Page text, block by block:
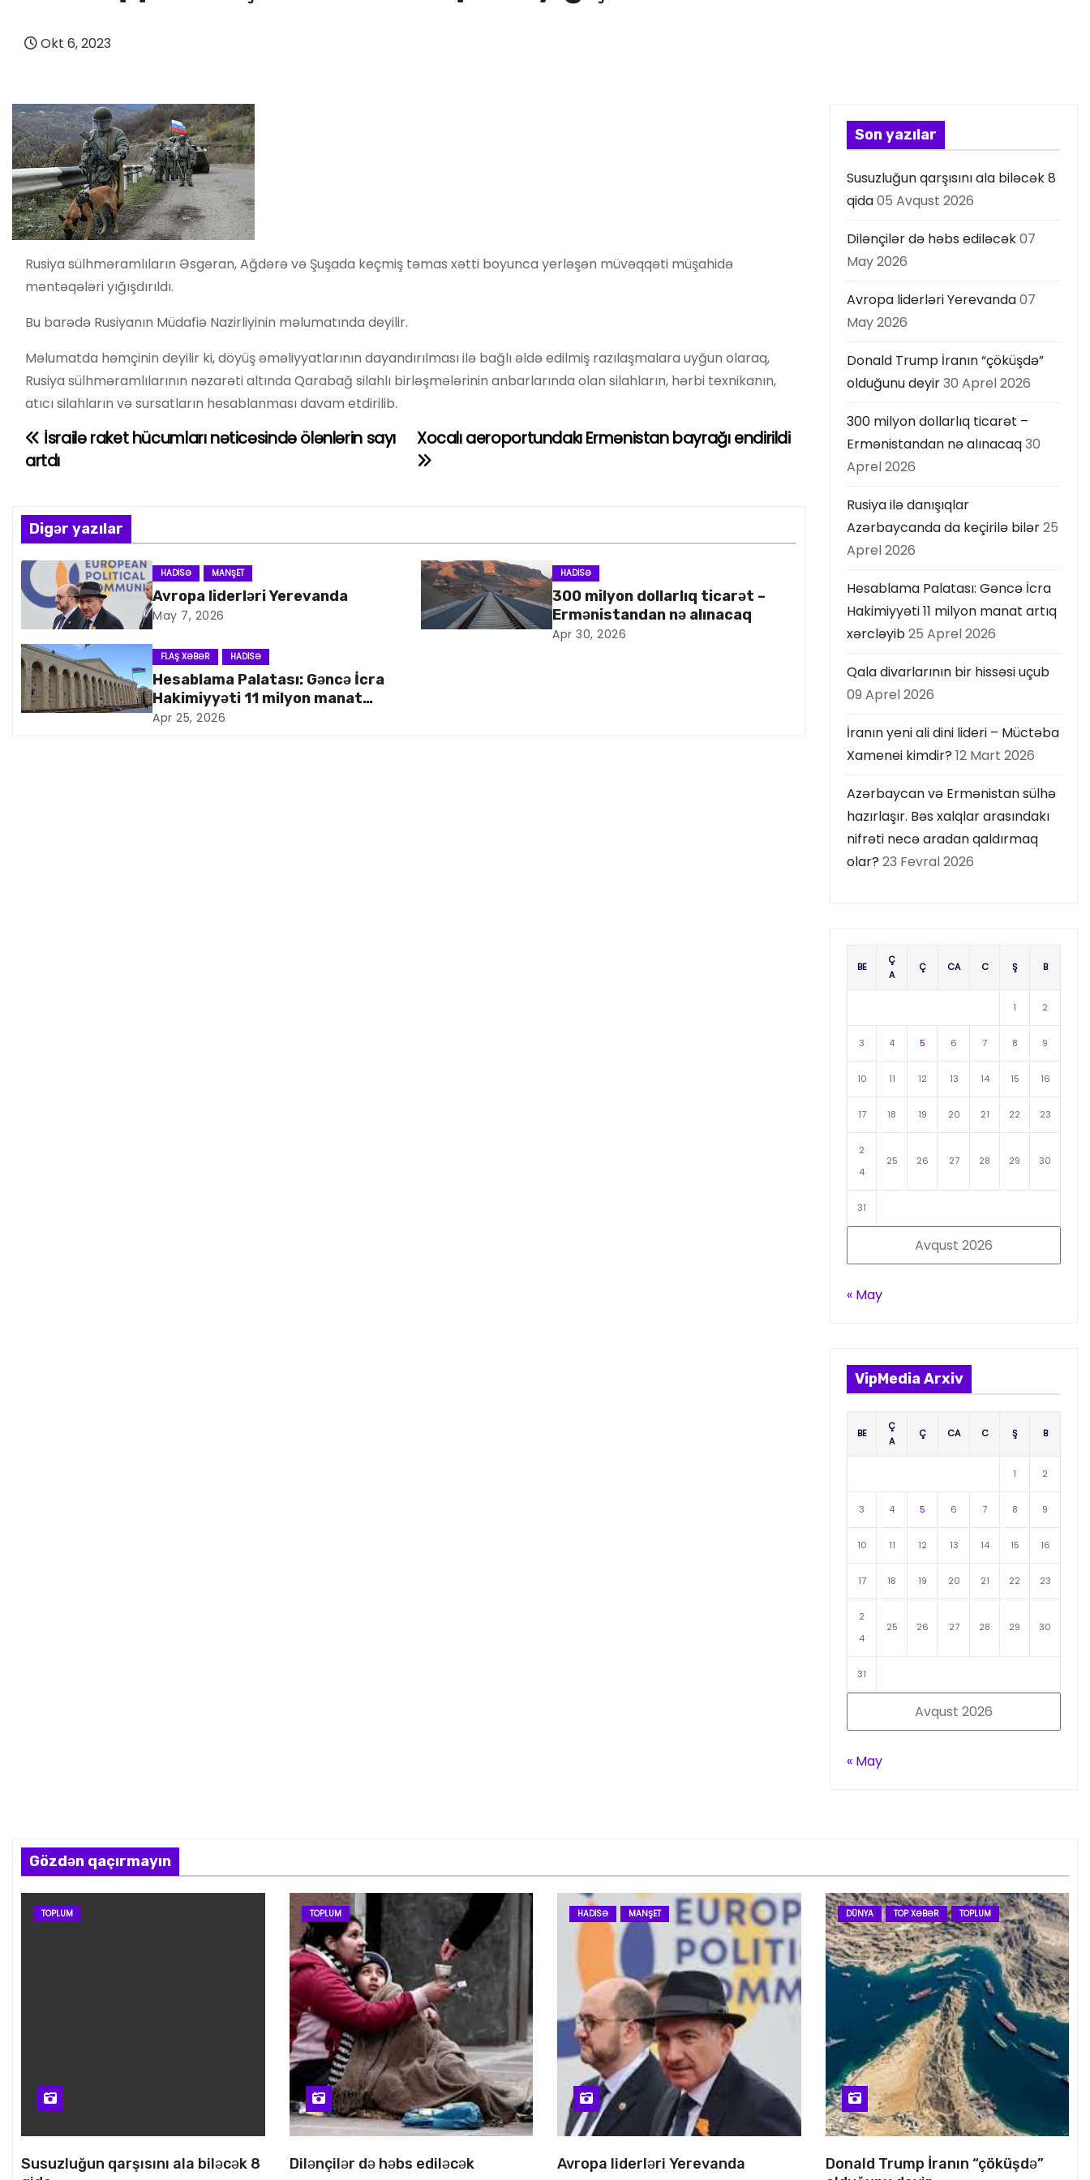
Okt 6, 2023
Rusiya sülhməramlıların Əsgəran, Ağdərə və Şuşada keçmiş təmas xətti boyunca yerləşən müvəqqəti müşahidə
məntəqələri yığışdırıldı.
Bu barədə Rusiyanın Müdafiə Nazirliyinin məlumatında deyilir.
Məlumatda həmçinin deyilir ki, döyüş əməliyyatlarının dayandırılması ilə bağlı əldə edilmiş razılaşmalara uyğun olaraq,
Rusiya sülhməramlılarının nəzarəti altında Qarabağ silahlı birləşmələrinin anbarlarında olan silahların, hərbi texnikanın,
atıcı silahların və sursatların hesablanması davam etdirilib.
Y
z
ı
n
a
v
i
q
Xocalı aeroportundakı Ermənistan bayrağı endirildi
İsrailə raket hücumları nəticəsində ölənlərin sayı
artdı
Digər yazılar
HADISƏ MANŞET
Avropa liderləri Yerevanda
May 7, 2026
HADISƏ
300 milyon dollarlıq ticarət –
Ermənistandan nə alınacaq
Apr 30, 2026
FLAŞ XƏBƏR HADISƏ
Hesablama Palatası: Gəncə İcra
Hakimiyyəti 11 milyon manat
artıq xərcləyib
Apr 25, 2026
Son yazılar
Susuzluğun qarşısını ala biləcək 8
qida05 Avqust 2026
Dilənçilər də həbs ediləcək07
May 2026
Avropa liderləri Yerevanda07
May 2026
Donald Trump İranın “çöküşdə”
olduğunu deyir30 Aprel 2026
300 milyon dollarlıq ticarət –
Ermənistandan nə alınacaq30
Aprel 2026
Rusiya ilə danışıqlar
Azərbaycanda da keçirilə bilər25
Aprel 2026
Hesablama Palatası: Gəncə İcra
Hakimiyyəti 11 milyon manat artıq
xərcləyib25 Aprel 2026
Qala divarlarının bir hissəsi uçub
09 Aprel 2026
İranın yeni ali dini lideri – Müctəba
Xamenei kimdir? 12 Mart 2026
Azərbaycan və Ermənistan sülhə
hazırlaşır. Bəs xalqlar arasındakı
nifrəti necə aradan qaldırmaq
olar? 23 Fevral 2026
Avqust 2026
BE
Ç
A
Ç CA C Ş B
1 2
3 4 5 6 7 8 9
10 11 12 13 14 15 16
17 18 19 20 21 22 23
2
4
25 26 27 28 29 30
31
« May
VipMedia Arxiv
Avqust 2026
BE
Ç
A
Ç CA C Ş B
1 2
3 4 5 6 7 8 9
10 11 12 13 14 15 16
17 18 19 20 21 22 23
2
4
25 26 27 28 29 30
31
« May
Gözdən qaçırmayın
TOPLUM
Susuzluğun qarşısını ala biləcək 8
TOPLUM
Dilənçilər də həbs ediləcək
HADISƏ MANŞET
Avropa liderləri Yerevanda
DÜNYA TOP XƏBƏR TOPLUM
Donald Trump İranın “çöküşdə”